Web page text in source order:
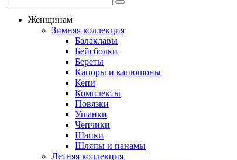
Женщинам
Зимняя коллекция
Балаклавы
Бейсболки
Береты
Капоры и капюшоны
Кепи
Комплекты
Повязки
Ушанки
Чепчики
Шапки
Шляпы и панамы
Летняя коллекция